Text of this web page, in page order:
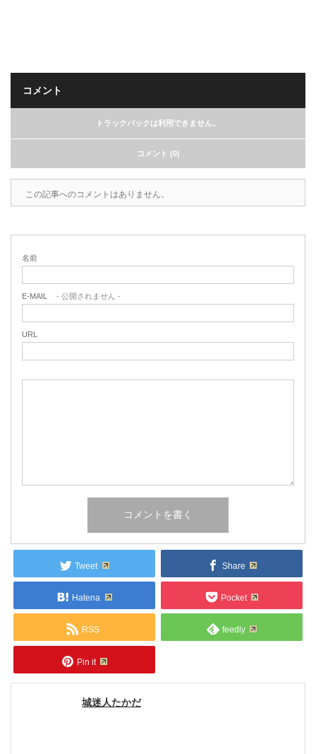
コメント
トラックバックは利用できません。
コメント (0)
この記事へのコメントはありません。
名前
E-MAIL - 公開されません -
URL
Tweet Share
Hatena Pocket
RSS feedly
Pin it
城迷人たかだ